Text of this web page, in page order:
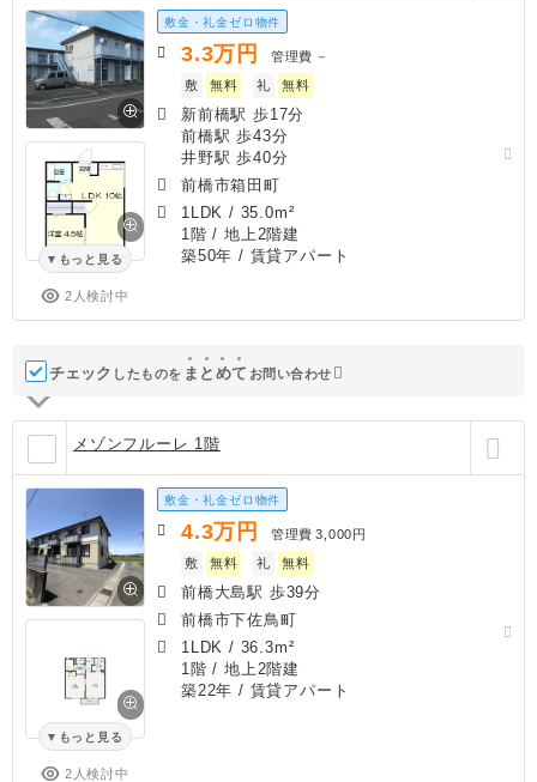
もっと見る
2人検討中
敷金・礼金ゼロ物件
3.3万円 管理費 －
敷
無料 礼 無料
新前橋駅 歩17分
前橋駅 歩43分
井野駅 歩40分
前橋市箱田町
1LDK / 35.0m²
1階 / 地上2階建
築50年 / 賃貸アパート
チェック したものを ま と めて お問い合わせ
メゾンフルーレ 1階
もっと見る
2人検討中
敷金・礼金ゼロ物件
4.3万円 管理費 3,000円
敷
無料 礼 無料
前橋大島駅 歩39分
前橋市下佐鳥町
1LDK / 36.3m²
1階 / 地上2階建
築22年 / 賃貸アパート